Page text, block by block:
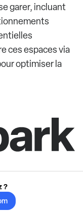
garer, incluant
ces espaces via
optimiser la
?